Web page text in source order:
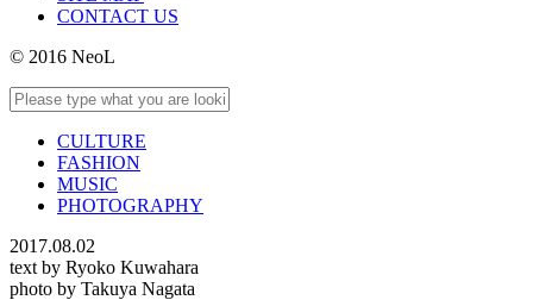
CONTACT US
© 2016 NeoL
CULTURE
FASHION
MUSIC
PHOTOGRAPHY
2017.08.02
text by Ryoko Kuwahara
photo by Takuya Nagata